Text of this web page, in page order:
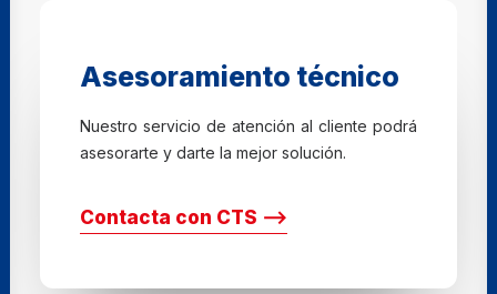
Asesoramiento técnico
Nuestro servicio de atención al cliente podrá
asesorarte y darte la mejor solución.
Contacta con CTS ⟶